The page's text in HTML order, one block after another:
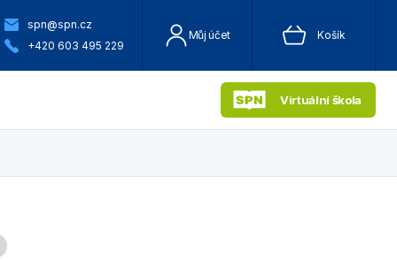
spn@spn.cz
+420 603 495 229
Můj účet Košík
Virtuální škola